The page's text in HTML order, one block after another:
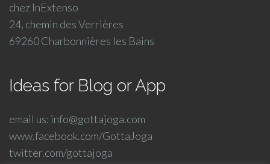
chez InExtenso
24, chemin des Verrières
69260 Charbonnières les Bains
Ideas for Blog or App
email us: info@gottajoga.com
www.facebook.com/GottaJoga
twitter.com/gottajoga